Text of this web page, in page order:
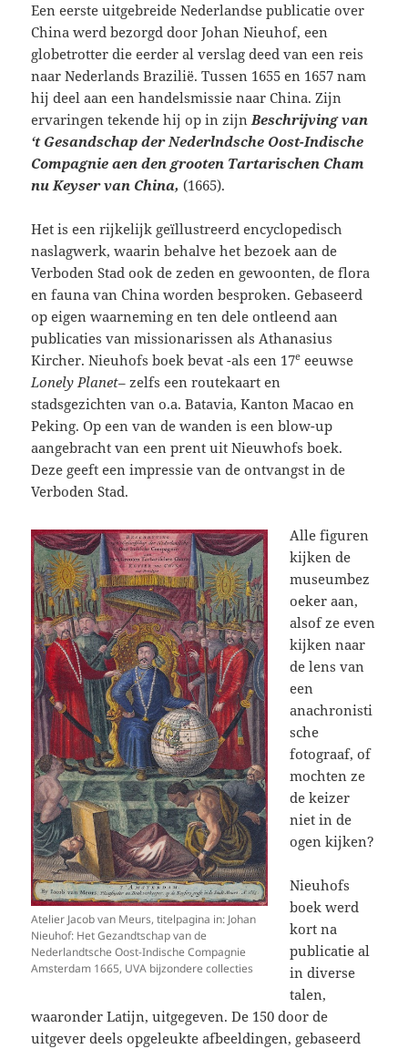
Een eerste uitgebreide Nederlandse publicatie over
China werd bezorgd door Johan Nieuhof, een
globetrotter die eerder al verslag deed van een reis
naar Nederlands Brazilië. Tussen 1655 en 1657 nam
hij deel aan een handelsmissie naar China. Zijn
ervaringen tekende hij op in zijnBeschrijving van
‘t Gesandschap der Nederlndsche Oost-Indische
Compagnie aen den grooten Tartarischen Cham
nu Keyser van China,(1665).
Het is een rijkelijk geïllustreerd encyclopedisch
naslagwerk, waarin behalve het bezoek aan de
Verboden Stad ook de zeden en gewoonten, de flora
en fauna van China worden besproken. Gebaseerd
op eigen waarneming en ten dele ontleend aan
publicaties van missionarissen als Athanasius
Kircher. Nieuhofs boek bevat -als een 17e eeuwse
Lonely Planet– zelfs een routekaart en
stadsgezichten van o.a. Batavia, Kanton Macao en
Peking. Op een van de wanden is een blow-up
aangebracht van een prent uit Nieuwhofs boek.
Deze geeft een impressie van de ontvangst in de
Verboden Stad.
Atelier Jacob van Meurs, titelpagina in: Johan
Nieuhof: Het Gezandtschap van de
Nederlandtsche Oost-Indische Compagnie
Amsterdam 1665, UVA bijzondere collecties
Alle figuren
kijken de
museumbez
oeker aan,
alsof ze even
kijken naar
de lens van
een
anachronisti
sche
fotograaf, of
mochten ze
de keizer
niet in de
ogen kijken?
Nieuhofs
boek werd
kort na
publicatie al
in diverse
talen,
waaronder Latijn, uitgegeven. De 150 door de
uitgever deels opgeleukte afbeeldingen, gebaseerd